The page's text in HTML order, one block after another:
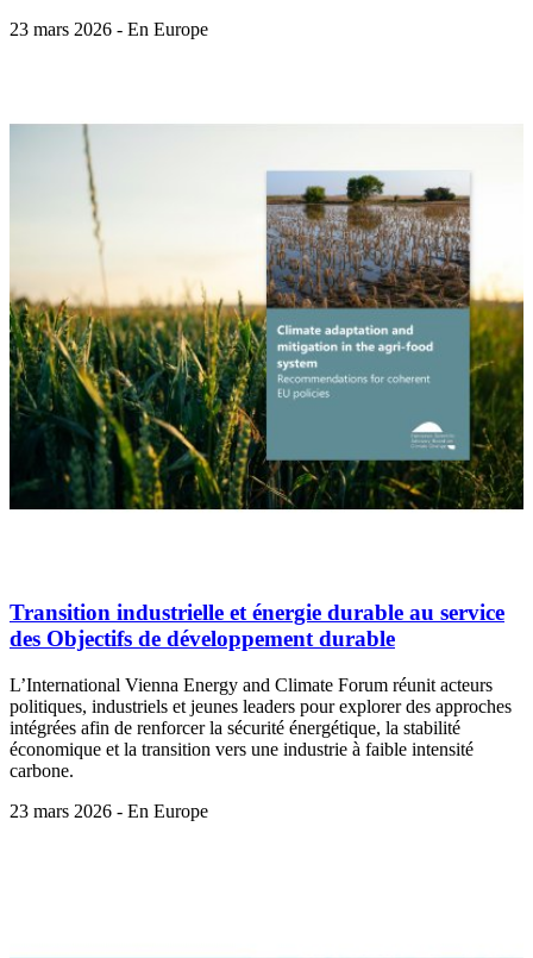
23 mars 2026 - En Europe
Transition industrielle et énergie durable au service
des Objectifs de développement durable
L’International Vienna Energy and Climate Forum réunit acteurs
politiques, industriels et jeunes leaders pour explorer des approches
intégrées afin de renforcer la sécurité énergétique, la stabilité
économique et la transition vers une industrie à faible intensité
carbone.
23 mars 2026 - En Europe